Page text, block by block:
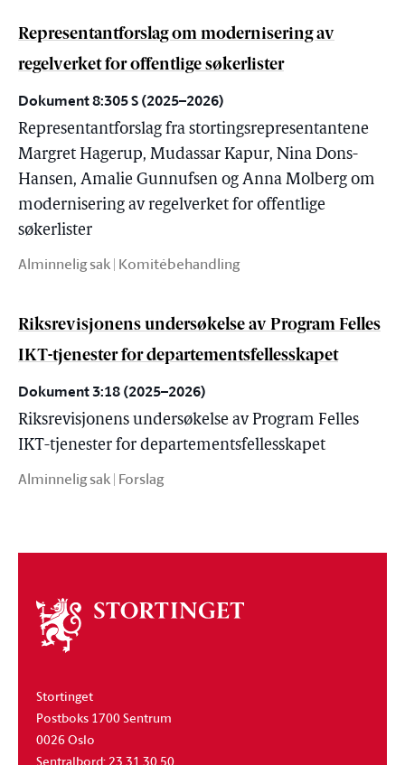
Representantforslag om modernisering av
regelverket for offentlige søkerlister
Dokument 8:305 S (2025–2026)
Representantforslag fra stortingsrepresentantene
Margret Hagerup, Mudassar Kapur, Nina Dons-
Hansen, Amalie Gunnufsen og Anna Molberg om
modernisering av regelverket for offentlige
søkerlister
Alminnelig sak | Komitébehandling
Riksrevisjonens undersøkelse av Program Felles
IKT-tjenester for departementsfellesskapet
Dokument 3:18 (2025–2026)
Riksrevisjonens undersøkelse av Program Felles
IKT-tjenester for departementsfellesskapet
Alminnelig sak | Forslag
Om
stortinget
Stortinget
Postboks 1700 Sentrum
0026 Oslo
Sentralbord: 23 31 30 50